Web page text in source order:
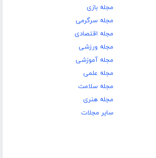
مجله بازی
مجله سرگرمی
مجله اقتصادی
مجله ورزشی
مجله آموزشی
مجله علمی
مجله سلامت
مجله هنری
سایر مجلات